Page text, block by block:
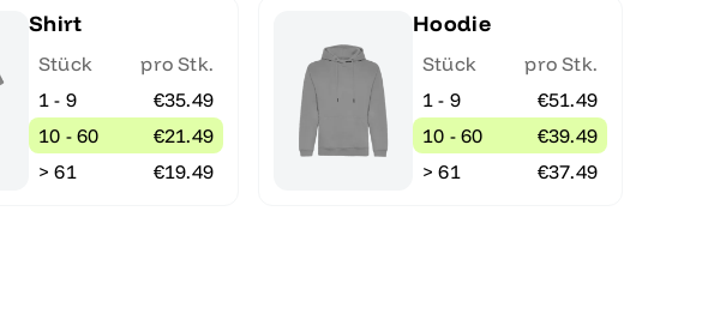
Shirt
Stück
pro Stk.
1 - 9
€35.49
10 - 60
€21.49
> 61
€19.49
Hoodie
Stück
pro Stk.
1 - 9
€51.49
10 - 60
€39.49
> 61
€37.49